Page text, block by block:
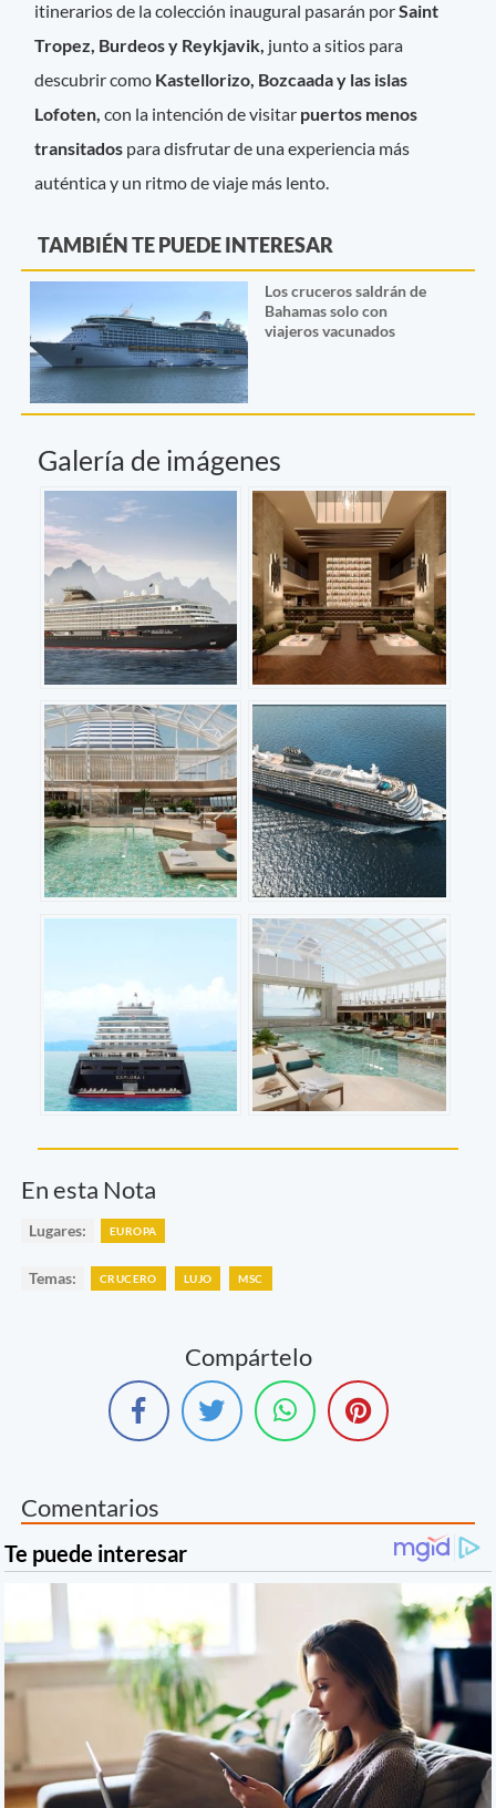
itinerarios de la colección inaugural pasarán porSaint
Tropez, Burdeos y Reykjavik, junto a sitios para
descubrir como Kastellorizo, Bozcaada y las islas
Lofoten,con la intención de visitar puertos menos
transitados para disfrutar de una experiencia más
auténtica y un ritmo de viaje más lento.
TAMBIÉN TE PUEDE INTERESAR
Los cruceros saldrán de
Bahamas solo con
viajeros vacunados
Galería de imágenes
En esta Nota
Lugares: EUROPA
Temas: CRUCERO LUJO MSC
Compártelo
Comentarios